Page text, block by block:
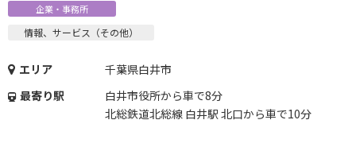
企業・事務所
情報、サービス（その他）
エリア
千葉県白井市
最寄り駅
白井市役所から車で8分
北総鉄道北総線 白井駅 北口から車で10分